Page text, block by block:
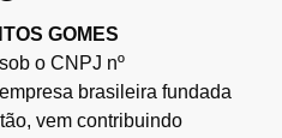
GOMES
o CNPJ nº
brasileira fundada
vem contribuindo